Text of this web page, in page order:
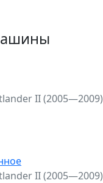
II (2005—2009)
II (2005—2009)